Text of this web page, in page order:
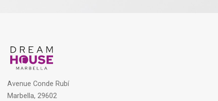
Avenue Conde Rubí
Marbella, 29602